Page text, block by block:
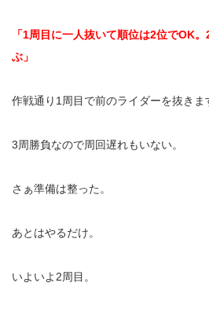
「1周目に一人抜いて順位は2位でOK。
ぶ」
作戦通り 1周目で前のライダーを抜きま
3周勝負なので周回遅れもいない。
さぁ準備は整った。
あとはやるだけ。
いよいよ2周目。